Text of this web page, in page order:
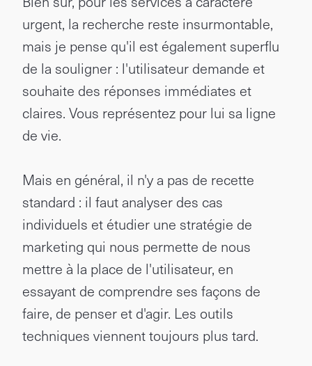
urgent, la recherche reste insurmontable,
mais je pense qu'il est également superflu
de la souligner : l'utilisateur demande et
souhaite des réponses immédiates et
claires. Vous représentez pour lui sa ligne
de vie.
Mais en général, il n'y a pas de recette
standard : il faut analyser des cas
individuels et étudier une stratégie de
marketing qui nous permette de nous
mettre à la place de l'utilisateur, en
essayant de comprendre ses façons de
faire, de penser et d'agir. Les outils
techniques viennent toujours plus tard.